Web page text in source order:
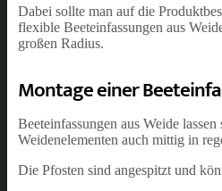
Dabei sollte man auf die
flexible Beeteinfassungen aus
großen Radius.
Montage einer
Beeteinfassungen aus Weide
Weidenelementen auch mittig in
Die Pfosten sind angespitzt und